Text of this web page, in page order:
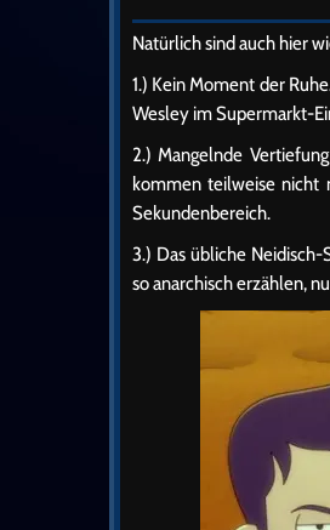
Natürlich sind auch hier
1.) Kein Moment der
Wesley im Supermarkt-
2.) Mangelnde
kommen teilweise nicht
Sekundenbereich.
3.) Das übliche
so anarchisch erzählen,